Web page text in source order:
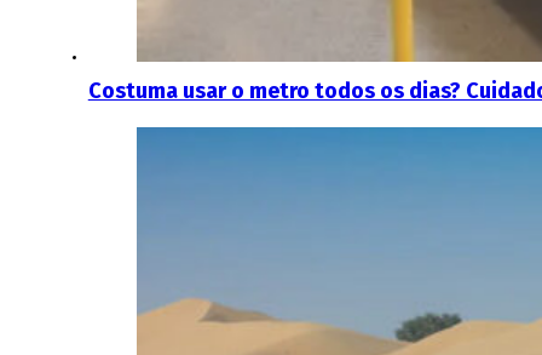
Costuma usar o metro todos os dias?